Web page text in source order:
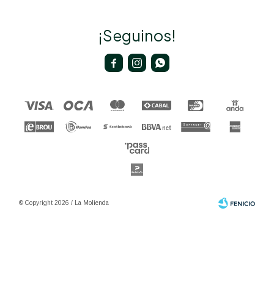
¡Seguinos!
  
© Copyright 2026 / La Molienda